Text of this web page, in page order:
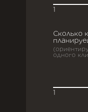
1
Сколько
одного
1